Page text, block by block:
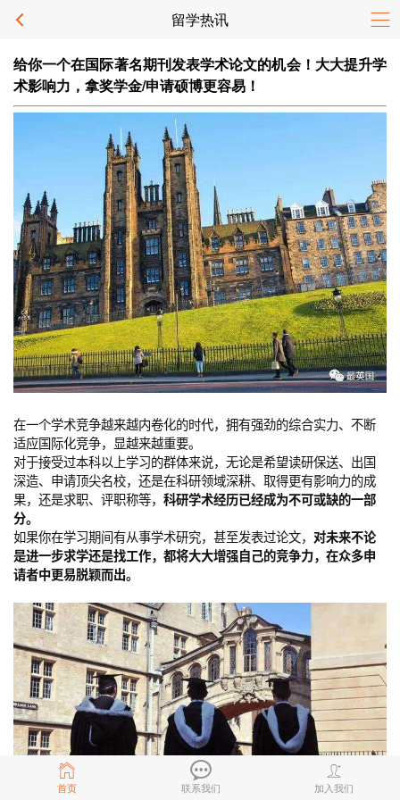
留学热讯
首页 联系我们 加入我们
给你一个在国际著名期刊发表学术论文的机会！大大提升学
术影响力，拿奖学金/申请硕博更容易！
在一个学术竞争越来越内卷化的时代，拥有强劲的综合实力、不断
适应国际化竞争，显越来越重要。
对于接受过本科以上学习的群体来说，无论是希望读研保送、出国
深造、申请顶尖名校，还是在科研领域深耕、取得更有影响力的成
果，还是求职、评职称等， 科研学术经历已经成为不可或缺的一部
分。
如果你在学习期间有从事学术研究，甚至发表过论文， 对未来不论
是进一步求学还是找工作，都将大大增强自己的竞争力，在众多申
请者中更易脱颖而出。